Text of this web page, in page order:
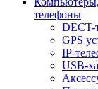
телефоны
DECT-
GPS
IP-
USB-